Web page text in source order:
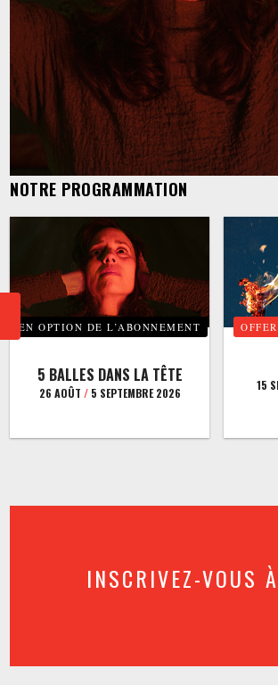
NOTRE PROGRAMMATION
EN OPTION DE L’ABONNEMENT
5 BALLES DANS LA TÊTE
26 AOÛT /5 SEPTEMBRE 2026
15
INSCRIVEZ-VOUS